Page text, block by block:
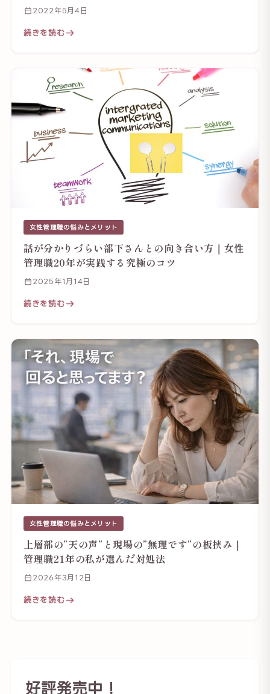
2022年5月4日
続きを読む
女性管理職の悩みとメリット
話が分かりづらい部下さんとの向き合い方｜女性
管理職20年が実践する究極のコツ
2025年1月14日
続きを読む
女性管理職の悩みとメリット
上層部の”天の声”と現場の”無理です”の板挟み｜
管理職21年の私が選んだ対処法
2026年3月12日
続きを読む
好評発売中！